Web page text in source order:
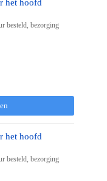
het hoofd
besteld, bezorging
het hoofd
besteld, bezorging